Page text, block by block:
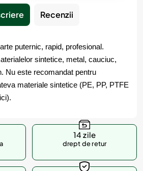
Recenzii
puternic, rapid, profesional.
sintetice, metal, cauciuc,
Nu este recomandat pentru
materiale sintetice (PE, PP, PTFE
14 zile
drept de retur